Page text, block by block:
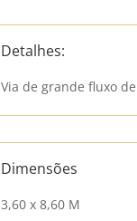
Detalhes:
Via de grande fluxo
Dimensões
3,60 x 8,60 M